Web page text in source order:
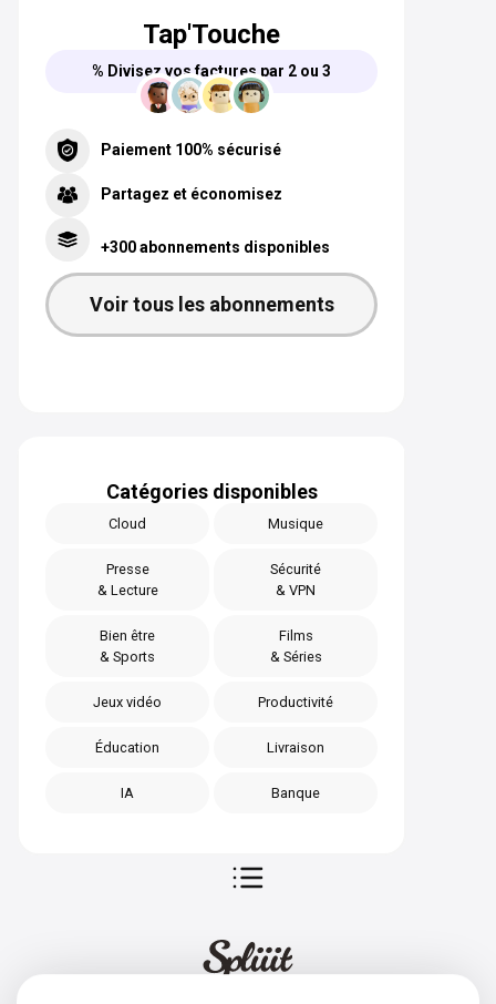
Tap'Touche
% Divisez vos factures par 2 ou 3
Paiement 100% sécurisé
Partagez et économisez
+300 abonnements disponibles
Voir tous les abonnements
Catégories disponibles
Cloud Musique
Presse
& Lecture
Sécurité
& VPN
Bien être
& Sports
Films
& Séries
Jeux vidéo Productivité
Éducation Livraison
IA Banque